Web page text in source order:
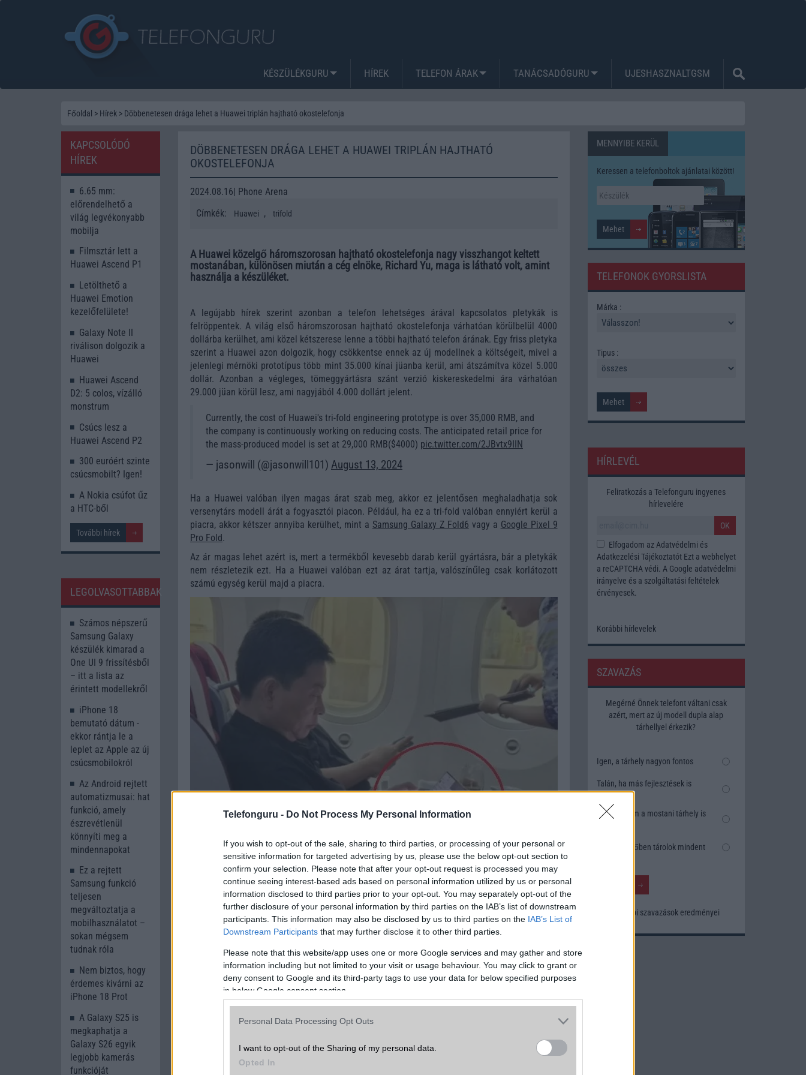
Telefonguru - Do Not Process My Personal Information
If you wish to opt-out of the sale, sharing to third parties, or processing of your personal or
sensitive information for targeted advertising by us, please use the below opt-out section to
confirm your selection. Please note that after your opt-out request is processed you may
continue seeing interest-based ads based on personal information utilized by us or personal
information disclosed to third parties prior to your opt-out. You may separately opt-out of the
further disclosure of your personal information by third parties on the IAB’s list of downstream
participants. This information may also be disclosed by us to third parties on the IAB’s List of
Downstream Participants that may further disclose it to other third parties.
Please note that this website/app uses one or more Google services and may gather and store
information including but not limited to your visit or usage behaviour. You may click to grant or
deny consent to Google and its third-party tags to use your data for below specified purposes
in below Google consent section.
Personal Data Processing Opt Outs
I want to opt-out of the Sharing of my personal data.
Opted In
KÉSZÜLÉKGURU HÍREK TELEFON ÁRAK TANÁCSADÓGURU UJESHASZNALTGSM
Főoldal > Hírek > Döbbenetesen drága lehet a Huawei triplán hajtható okostelefonja
DÖBBENETESEN DRÁGA LEHET A HUAWEI TRIPLÁN HAJTHATÓ
OKOSTELEFONJA
2024.08.16| Phone Arena
Címkék:
Huawei , trifold
A Huawei közelgő háromszorosan hajtható okostelefonja nagy visszhangot keltett
mostanában, különösen miután a cég elnöke, Richard Yu, maga is látható volt, amint
használja a készüléket.
A legújabb hírek szerint azonban a telefon lehetséges árával kapcsolatos pletykák is
felröppentek. A világ első háromszorosan hajtható okostelefonja várhatóan körülbelül 4000
dollárba kerülhet, ami közel kétszerese lenne a többi hajtható telefon árának. Egy friss pletyka
szerint a Huawei azon dolgozik, hogy csökkentse ennek az új modellnek a költségeit, mivel a
jelenlegi mérnöki prototípus több mint 35.000 kínai jüanba kerül, ami átszámítva közel 5.000
dollár. Azonban a végleges, tömeggyártásra szánt verzió kiskereskedelmi ára várhatóan
29.000 jüan körül lesz, ami nagyjából 4.000 dollárt jelent.
Currently, the cost of Huawei's tri-fold engineering prototype is over 35,000 RMB, and
the company is continuously working on reducing costs. The anticipated retail price for
the mass-produced model is set at 29,000 RMB($4000) pic.twitter.com/2JBvtx9IIN
— jasonwill (@jasonwill101) August 13, 2024
Ha a Huawei valóban ilyen magas árat szab meg, akkor ez jelentősen meghaladhatja sok
versenytárs modell árát a fogyasztói piacon. Például, ha ez a tri-fold valóban ennyiért kerül a
piacra, akkor kétszer annyiba kerülhet, mint a Samsung Galaxy Z Fold6 vagy a Google Pixel 9
Pro Fold.
Az ár magas lehet azért is, mert a termékből kevesebb darab kerül gyártásra, bár a pletykák
nem részletezik ezt. Ha a Huawei valóban ezt az árat tartja, valószínűleg csak korlátozott
számú egység kerül majd a piacra.
Az árakra hatással lehetnek olyan tényezők is, mint az új zsanér dizájn, az ellátási lánc
problémái, vagy a prémium Kirin chipek lassú gyártása. Ezek azonban egyelőre csak pletykák,
okostelefonjáról.
A pletykák szerint a Huawei ebben az évben piacra dobhatja háromszoros telefonját, és ezzel
KAPCSOLÓDÓ
HÍREK
6.65 mm:
előrendelhető a
világ legvékonyabb
mobilja
Filmsztár lett a
Huawei Ascend P1
Letölthető a
Huawei Emotion
kezelőfelülete!
Galaxy Note II
riválison dolgozik a
Huawei
Huawei Ascend
D2: 5 colos, vízálló
monstrum
Csúcs lesz a
Huawei Ascend P2
300 euróért szinte
csúcsmobilt? Igen!
A Nokia csúfot űz
a HTC-ből
További hírek
LEGOLVASOTTABBAK
Számos népszerű
Samsung Galaxy
készülék kimarad a
One UI 9 frissítésből
– itt a lista az
érintett modellekről
iPhone 18
bemutató dátum -
ekkor rántja le a
leplet az Apple az új
csúcsmobilokról
Az Android rejtett
automatizmusai: hat
funkció, amely
észrevétlenül
könnyíti meg a
mindennapokat
Ez a rejtett
Samsung funkció
teljesen
megváltoztatja a
mobilhasználatot –
sokan mégsem
tudnak róla
Nem biztos, hogy
érdemes kivárni az
iPhone 18 Prot
A Galaxy S25 is
megkaphatja a
Galaxy S26 egyik
legjobb kamerás
funkcióját
MENNYIBE KERÜL
Keressen a telefonboltok ajánlatai között!
TELEFONOK GYORSLISTA
Márka :
Tipus :
HÍRLEVÉL
Feliratkozás a Telefonguru ingyenes
hírlevelére
OK
Elfogadom az Adatvédelmi és
Adatkezelési TájékoztatótEzt a webhelyet
a reCAPTCHA védi. A Google adatvédelmi
irányelve és a szolgáltatási feltételek
érvényesek.
Korábbi hírlevelek
SZAVAZÁS
Megérné Önnek telefont váltani csak
azért, mert az új modell dupla alap
tárhellyel érkezik?
Igen, a tárhely nagyon fontos
Talán, ha más fejlesztések is
vannak
Nem, nekem a mostani tárhely is
Inkább felhőben tárolok mindent
Korábbi szavazások eredményei